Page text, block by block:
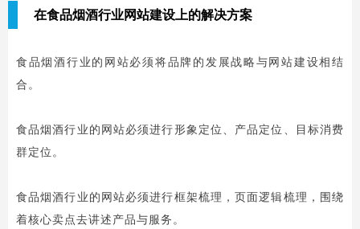
在食品烟酒行业网站建设上的解决方案
食品烟酒行业的网站必须将品牌的发展战略与网站建设相结
合。
食品烟酒行业的网站必须进行形象定位、产品定位、目标消费
群定位。
食品烟酒行业的网站必须进行框架梳理，页面逻辑梳理，围绕
着核心卖点去讲述产品与服务。